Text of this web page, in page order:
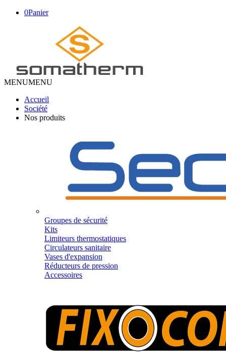
0Panier
MENUMENU
Accueil
Société
Nos produits
Groupes de sécurité
Kits
Limiteurs thermostatiques
Circulateurs sanitaire
Vases d'expansion
Réducteurs de pression
Accessoires